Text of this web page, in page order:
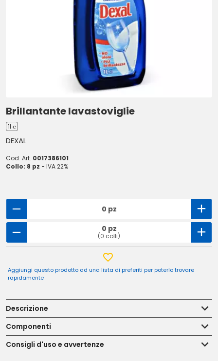
Brillantante lavastoviglie
1l ℮
DEXAL
Cod. Art. 0017386101
Collo: 8 pz - IVA 22%
0 pz
0 pz
(0 colli)
Aggiungi questo prodotto ad una lista di preferiti per poterlo trovare
rapidamente
Descrizione
Componenti
Consigli d'uso e avvertenze